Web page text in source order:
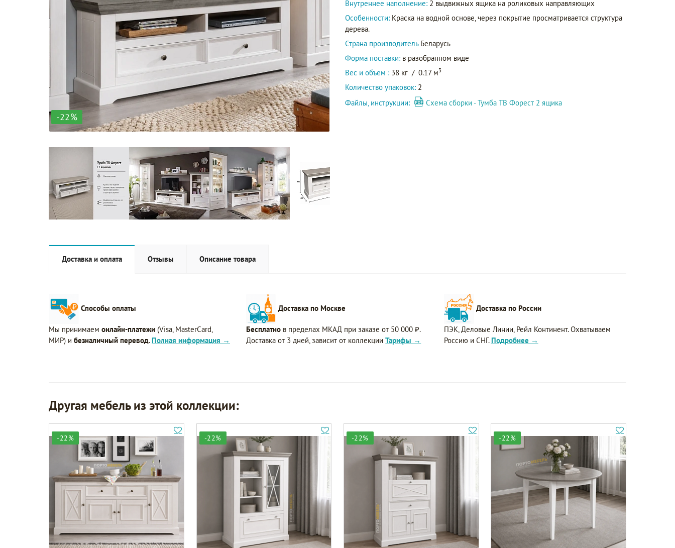
-22%
Внутреннее наполнение: 2 выдвижных ящика на роликовых направляющих
Особенности: Краска на водной основе, через покрытие просматривается структура
дерева.
Страна производитель Беларусь
Форма поставки: в разобранном виде
Вес и объем : 38 кг / 0.17 м3
Количество упаковок: 2
Файлы, инструкции:
Схема сборки - Тумба ТВ Форест 2 ящика
Доставка и оплата Отзывы Описание товара
Способы оплаты
Мы принимаем онлайн-платежи (Visa, MasterCard,
МИР) и безналичный перевод. Полная информация →
Доставка по Москве
Бесплатно в пределах МКАД при заказе от 50 000 ₽.
Доставка от 3 дней, зависит от коллекцииТарифы →
Доставка по России
ПЭК, Деловые Линии, Рейл Континент. Охватываем
Россию и СНГ. Подробнее →
Другая мебель из этой коллекции:
-22% -22% -22% -22%